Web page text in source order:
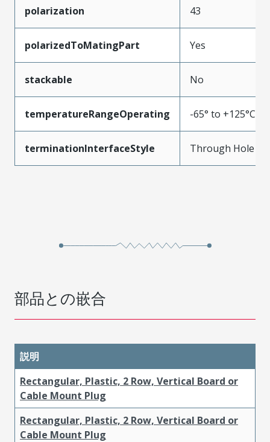
polarization 43
polarizedToMatingPart Yes
stackable No
temperatureRangeOperating -65° to +125°C
terminationInterfaceStyle Through Hole
部品との嵌合
説明
Rectangular, Plastic, 2 Row, Vertical Board or
Cable Mount Plug
Rectangular, Plastic, 2 Row, Vertical Board or
Cable Mount Plug